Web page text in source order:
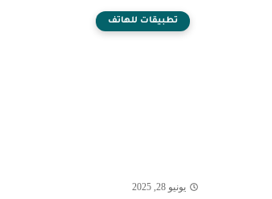
تطبيقات للهاتف
يونيو 28, 2025